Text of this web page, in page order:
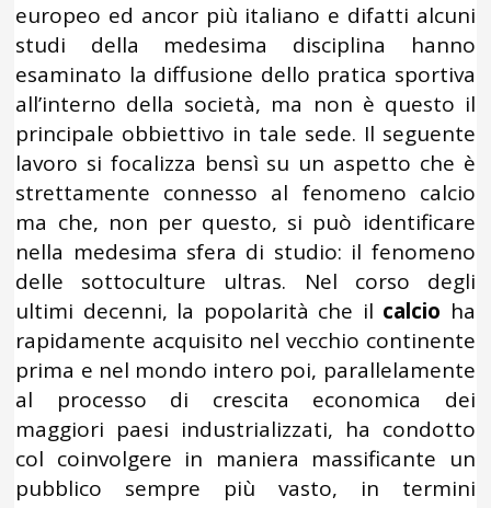
europeo ed ancor più italiano e difatti alcuni
studi della medesima disciplina hanno
esaminato la diffusione dello pratica sportiva
all’interno della società, ma non è questo il
principale obbiettivo in tale sede. Il seguente
lavoro si focalizza bensì su un aspetto che è
strettamente connesso al fenomeno calcio
ma che, non per questo, si può identificare
nella medesima sfera di studio: il fenomeno
delle sottoculture ultras. Nel corso degli
ultimi decenni, la popolarità che il calcio ha
rapidamente acquisito nel vecchio continente
prima e nel mondo intero poi, parallelamente
al processo di crescita economica dei
maggiori paesi industrializzati, ha condotto
col coinvolgere in maniera massificante un
pubblico sempre più vasto, in termini